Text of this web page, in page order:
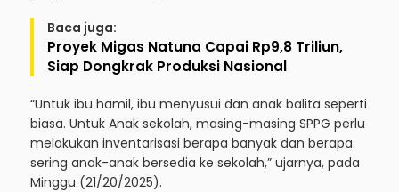
Baca juga:
Proyek Migas Natuna Capai Rp9,8 Triliun,
Siap Dongkrak Produksi Nasional
“Untuk ibu hamil, ibu menyusui dan anak balita seperti
biasa. Untuk Anak sekolah, masing-masing SPPG perlu
melakukan inventarisasi berapa banyak dan berapa
sering anak-anak bersedia ke sekolah,” ujarnya, pada
Minggu (21/20/2025).